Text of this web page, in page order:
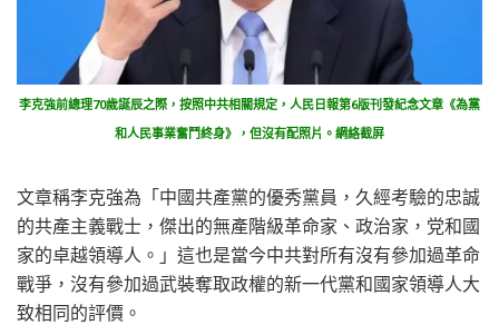
李克強前總理70歲誕辰之際，按照中共相關規定，人民日報第6版刊發紀念文章《為黨
和人民事業奮鬥終身》，但沒有配照片。網絡截屏
文章稱李克強為「中國共產黨的優秀黨員，久經考驗的忠誠
的共產主義戰士，傑出的無產階級革命家、政治家，党和國
家的卓越領導人。」這也是當今中共對所有沒有參加過革命
戰爭，沒有參加過武裝奪取政權的新一代黨和國家領導人大
致相同的評價。